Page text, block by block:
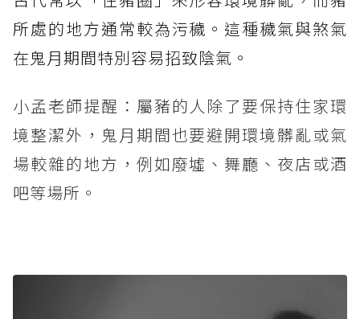
所處的地方通常較為污穢。這種穢氣與煞氣
在鬼月期間特別容易招致陰氣。
小孟老師提醒：屬豬的人除了要保持住家環
境整潔外，鬼月期間也要避開環境髒亂或氣
場較雜的地方，例如廢墟、舞廳、夜店或酒
吧等場所。